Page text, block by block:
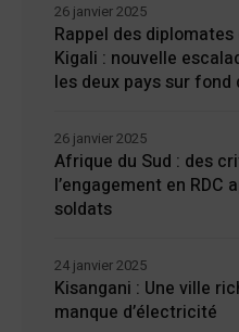
Rappel des
Kigali : nouvelle
les deux pays sur fond
26 janvier 2025
Afrique du Sud : des
l’engagement en RDC
soldats
26 janvier 2025
Kisangani : Une ville
manque d’électricité
24 janvier 2025